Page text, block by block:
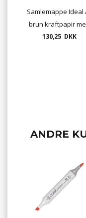
Samlemappe Ideal
brun kraftpapir
metalhjørner
130,25 DKK
ANDRE